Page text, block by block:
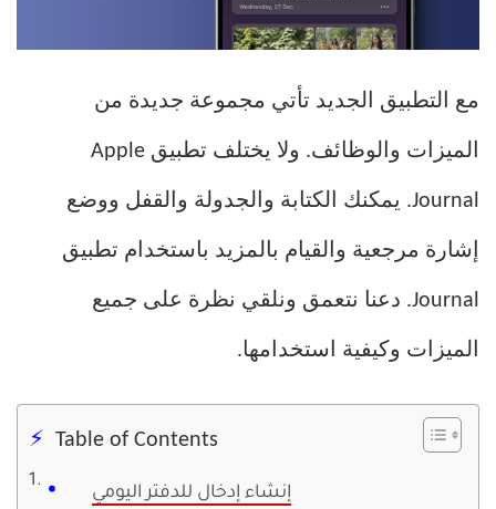
مع التطبيق الجديد تأتي مجموعة جديدة من
الميزات والوظائف. ولا يختلف تطبيق Apple
Journal. يمكنك الكتابة والجدولة والقفل ووضع
إشارة مرجعية والقيام بالمزيد باستخدام تطبيق
Journal. دعنا نتعمق ونلقي نظرة على جميع
الميزات وكيفية استخدامها.
Table of Contents
إنشاء إدخال للدفتر اليومي